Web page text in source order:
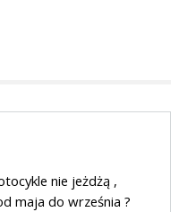
nie jeżdżą ,
maja do września ?